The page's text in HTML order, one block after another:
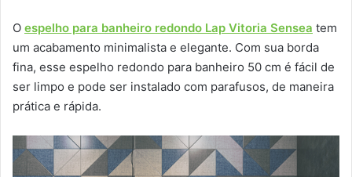
O espelho para banheiro redondo Lap Vitoria Sensea tem
um acabamento minimalista e elegante. Com sua borda
fina, esse espelho redondo para banheiro 50 cm é fácil de
ser limpo e pode ser instalado com parafusos, de maneira
prática e rápida.